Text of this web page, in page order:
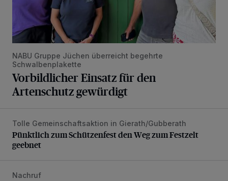
NABU Gruppe Jüchen überreicht begehrte
Schwalbenplakette
Vorbildlicher Einsatz für den
Artenschutz gewürdigt
Pünktlich zum Schützenfest den Weg zum Festzelt
Tolle Gemeinschaftsaktion in Gierath/Gubberath
Pünktlich zum Schützenfest den Weg zum Festzelt
geebnet
Trauer um Heimatforscher und Herzblut-Schütze Hans
Nachruf